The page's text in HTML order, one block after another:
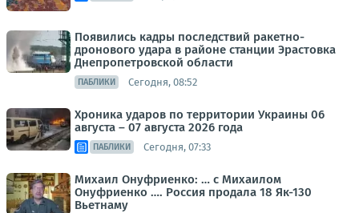
Появились кадры последствий ракетно-
дронового удара в районе станции Эрастовка
Днепропетровской области
ПАБЛИКИ Сегодня, 08:52
Хроника ударов по территории Украины 06
августа – 07 августа 2026 года
ПАБЛИКИ Сегодня, 07:33
Михаил Онуфриенко: … с Михаилом
Онуфриенко …. Россия продала 18 Як-130
Вьетнаму